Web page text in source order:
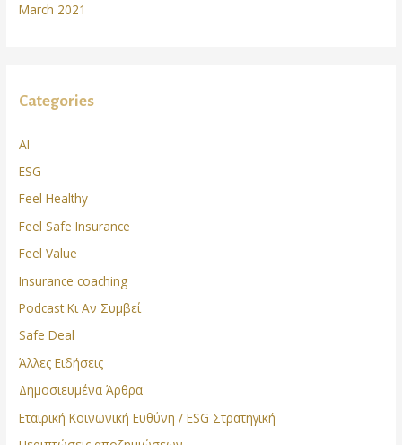
March 2021
Categories
AI
ESG
Feel Healthy
Feel Safe Insurance
Feel Value
Insurance coaching
Podcast Κι Αν Συμβεί
Safe Deal
Άλλες Ειδήσεις
Δημοσιευμένα Άρθρα
Εταιρική Κοινωνική Ευθύνη / ESG Στρατηγική